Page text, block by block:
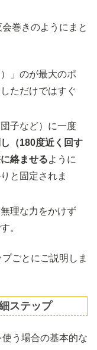
巻きのようにまと
」のが最大のポ
ただけではすぐ
子など）に一度
（180度近く回す
絡ませるように
と固定されま
無理な力をかけず
。
ごとにご説明しま
ステップ
う場合の基本的な